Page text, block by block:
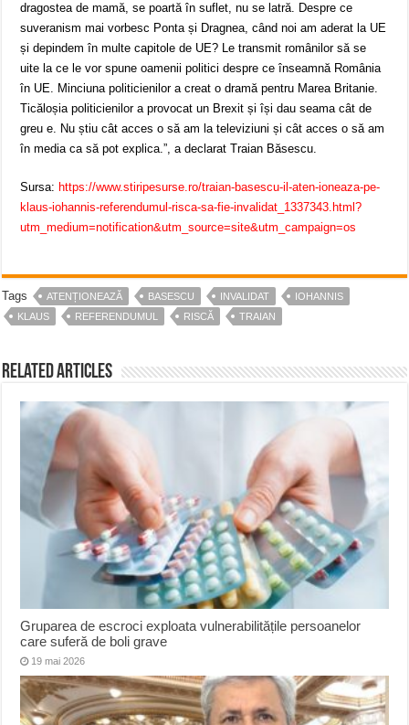
dragostea de mamă, se poartă în suflet, nu se latră. Despre ce
suveranism mai vorbesc Ponta și Dragnea, când noi am aderat la UE
și depindem în multe capitole de UE? Le transmit românilor să se
uite la ce le vor spune oamenii politici despre ce înseamnă România
în UE. Minciuna politicienilor a creat o dramă pentru Marea Britanie.
Ticăloșia politicienilor a provocat un Brexit și își dau seama cât de
greu e. Nu știu cât acces o să am la televiziuni și cât acces o să am
în media ca să pot explica.”, a declarat Traian Băsescu.
Sursa: https://www.stiripesurse.ro/traian-basescu-il-aten-ioneaza-pe-
klaus-iohannis-referendumul-risca-sa-fie-invalidat_1337343.html?
utm_medium=notification&utm_source=site&utm_campaign=os
Tags ATENȚIONEAZĂ BASESCU INVALIDAT
IOHANNIS
KLAUS
REFERENDUMUL RISCĂ TRAIAN
Related Articles
Gruparea de escroci exploata vulnerabilitățile persoanelor
care suferă de boli grave
19 mai 2026